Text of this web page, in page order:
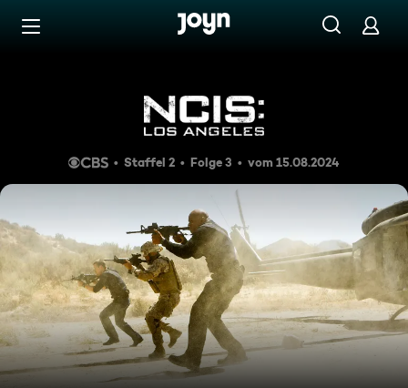
Zum Inhalt springen
Wüstenfeuer
Staffel 2 Folge 3 vom 15.08.2024